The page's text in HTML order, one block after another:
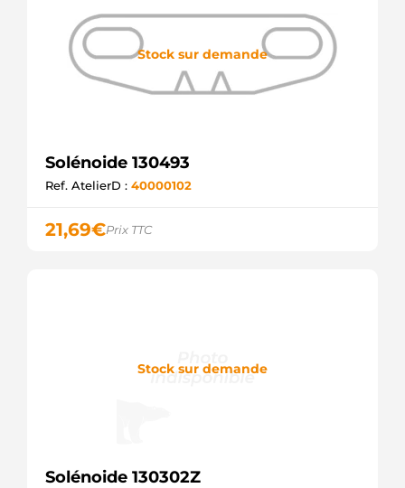
Stock sur demande
Solénoide 130493
Ref. AtelierD : 40000102
21,69€Prix TTC
Stock sur demande
Solénoide 130302Z